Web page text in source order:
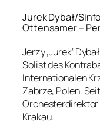
Jurek Dybał/
Ottensamer –
Jerzy ‚Jurek‘
Solist des
Internationalen
Zabrze, Polen.
Krakau.